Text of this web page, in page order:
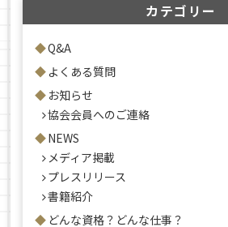
カテゴリー
Q&A
よくある質問
お知らせ
協会会員へのご連絡
NEWS
メディア掲載
プレスリリース
書籍紹介
どんな資格？どんな仕事？